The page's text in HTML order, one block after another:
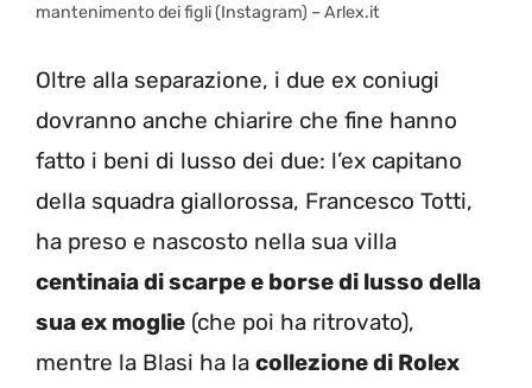
mantenimento dei figli (Instagram) – Arlex.it
Oltre alla separazione, i due ex coniugi
dovranno anche chiarire che fine hanno
fatto i beni di lusso dei due: l’ex capitano
della squadra giallorossa, Francesco Totti,
ha preso e nascosto nella sua villa
centinaia di scarpe e borse di lusso della
sua ex moglie (che poi ha ritrovato),
mentre la Blasi ha la collezione di Rolex